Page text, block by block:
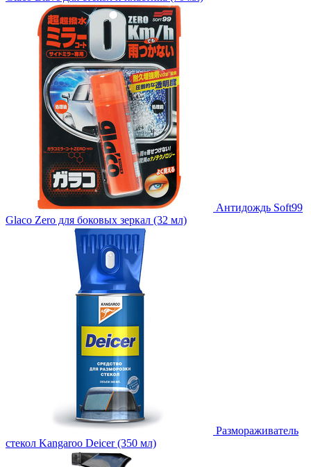
Антидождь Soft99
Glaco Zero для боковых зеркал (32 мл)
Размораживатель
стекол Kangaroo Deicer (350 мл)